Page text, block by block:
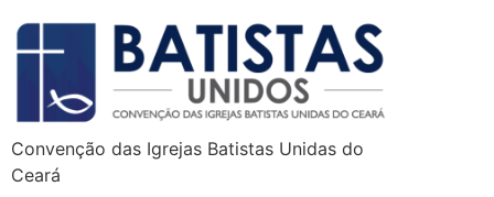
Convenção das Igrejas Batistas Unidas do
Ceará